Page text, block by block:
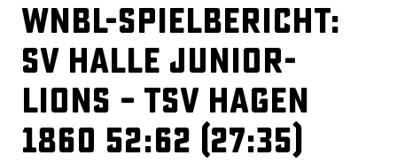
WNBL-Spielbericht:
SV Halle Junior-
Lions – TSV Hagen
1860 52:62 (27:35)